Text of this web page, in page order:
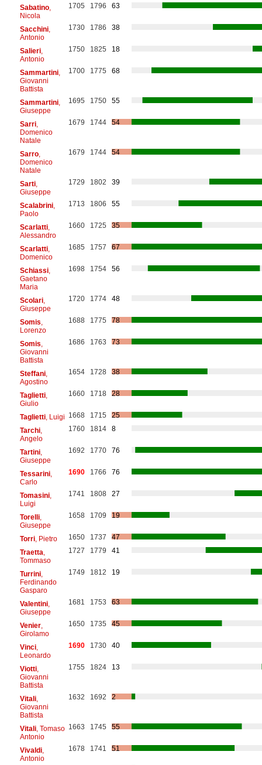
Sabatino,
Nicola
1705 1796 63
Sacchini,
Antonio
1730 1786 38
Salieri,
Antonio
1750 1825 18
Sammartini,
Giovanni
Battista
1700 1775 68
Sammartini,
Giuseppe
1695 1750 55
Sarri,
Domenico
Natale
1679 1744 54
Sarro,
Domenico
Natale
1679 1744 54
Sarti,
Giuseppe
1729 1802 39
Scalabrini,
Paolo
1713 1806 55
Scarlatti,
Alessandro
1660 1725 35
Scarlatti,
Domenico
1685 1757 67
Schiassi,
Gaetano
Maria
1698 1754 56
Scolari,
Giuseppe
1720 1774 48
Somis
Lorenzo
1688 1775 78
Somis
Giovanni
Battista
1686 1763 73
Steffani,
Agostino
1654 1728 38
Taglietti,
Giulio
1660 1718 28
Taglietti, Luigi 1668 1715
25
Tarchi,
Angelo
1760 1814 8
Tartini,
Giuseppe
1692 1770 76
Tessarini,
Carlo
1690 1766 76
Tomasini,
Luigi
1741 1808 27
Torelli,
Giuseppe
1658 1709 19
Torri, Pietro 1650 1737
47
Traetta
Tommaso
1727 1779 41
Turrini,
Ferdinando
Gasparo
1749 1812 19
Valentini,
Giuseppe
1681 1753 63
Venier,
Girolamo
1650 1735 45
Vinci,
Leonardo
1690 1730 40
Viotti,
Giovanni
Battista
1755 1824 13
Vitali,
Giovanni
Battista
1632 1692 2
Vitali, Tomaso
Antonio
1663 1745 55
Vivaldi,
Antonio
1678 1741 51